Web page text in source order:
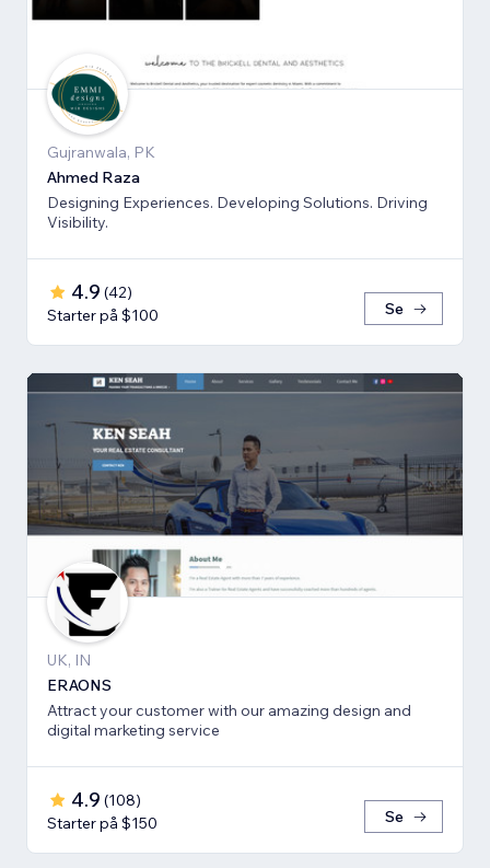
Gujranwala, PK
Ahmed Raza
Designing Experiences. Developing Solutions. Driving
Visibility.
4.9 (42)
Starter på $100
Se
UK, IN
ERAONS
Attract your customer with our amazing design and
digital marketing service
4.9 (108)
Starter på $150
Se